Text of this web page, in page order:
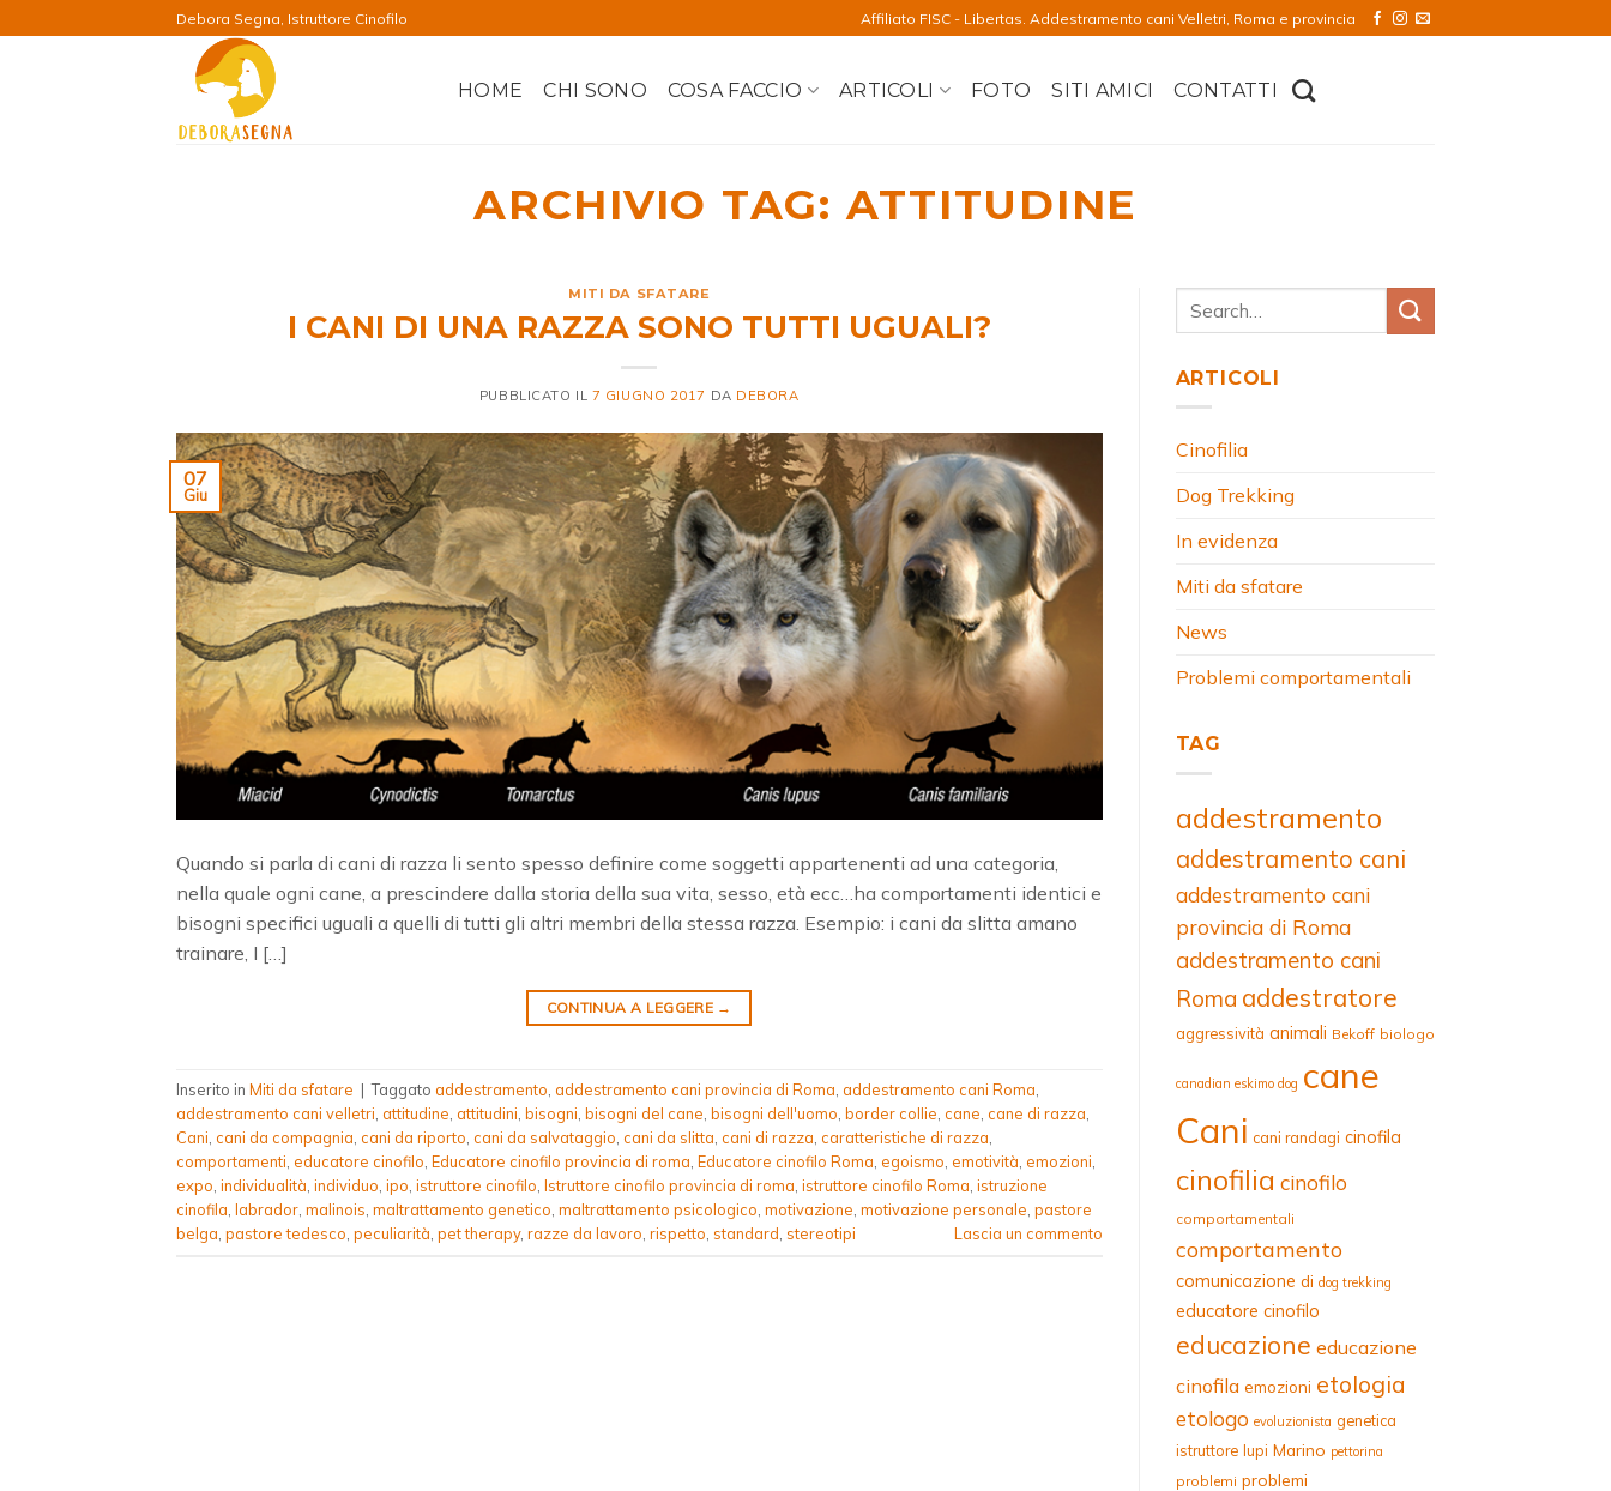
ai
Debora Segna, Istruttore Cinofilo Affiliato FISC - Libertas. Addestramento cani Velletri, Roma e provincia
HOME CHI SONO COSA FACCIO ARTICOLI FOTO SITI AMICI CONTATTI
ARCHIVIO TAG:ATTITUDINE
MITI DA SFATARE
I CANI DI UNA RAZZA SONO TUTTI UGUALI?
PUBBLICATO IL 7 GIUGNO 2017 DA DEBORA
07
Giu
Quando si parla di cani di razza li sento spesso definire come soggetti appartenenti ad una categoria,
nella quale ogni cane, a prescindere dalla storia della sua vita, sesso, età ecc…ha comportamenti identici e
bisogni specifici uguali a quelli di tutti gli altri membri della stessa razza. Esempio: i cani da slitta amano
trainare, I […]
CONTINUA A LEGGERE →
Inserito in Miti da sfatare | Taggato addestramento, addestramento cani provincia di Roma, addestramento cani Roma,
addestramento cani velletri, attitudine, attitudini, bisogni, bisogni del cane, bisogni dell'uomo, border collie, cane, cane di razza,
Cani, cani da compagnia, cani da riporto, cani da salvataggio, cani da slitta, cani di razza, caratteristiche di razza,
comportamenti, educatore cinofilo, Educatore cinofilo provincia di roma, Educatore cinofilo Roma, egoismo, emotività, emozioni,
expo, individualità, individuo, ipo, istruttore cinofilo, Istruttore cinofilo provincia di roma, istruttore cinofilo Roma, istruzione
cinofila, labrador, malinois, maltrattamento genetico, maltrattamento psicologico, motivazione, motivazione personale, pastore
belga, pastore tedesco, peculiarità, pet therapy, razze da lavoro, rispetto, standard, stereotipi Lascia un commento
ARTICOLI
Cinofilia
Dog Trekking
In evidenza
Miti da sfatare
News
Problemi comportamentali
TAG
addestramento
addestramento cani
addestramento cani
provincia di Roma
addestramento cani
Roma addestratore
aggressività animali Bekoff biologo
canadian eskimo dog cane
Cani cani randagi cinofila
cinofilia cinofilo
comportamentali
comportamento
comunicazione di dog trekking
educatore cinofilo
educazione educazione
cinofila emozioni etologia
etologo evoluzionista genetica
istruttore lupi Marino pettorina
problemi problemi